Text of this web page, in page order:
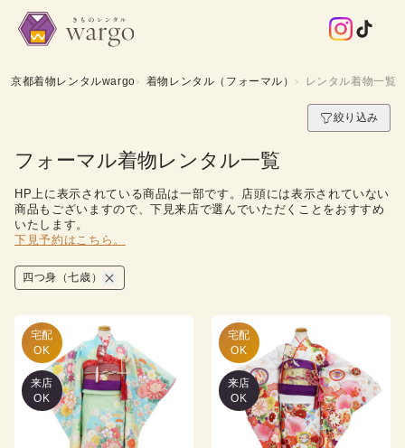
京都着物レンタルwargo 着物レンタル（フォーマル） レンタル着物一覧
絞り込み
フォーマル着物レンタル一覧
HP上に表示されている商品は一部です。店頭には表示されていない
商品もございますので、下見来店で選んでいただくことをおすすめ
いたします。
下見予約はこちら。
四つ身（七歳）
宅配
OK
来店
OK
宅配
OK
来店
OK